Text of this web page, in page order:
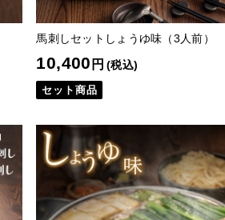
馬刺しセットしょうゆ味（3人前）
10,400 円 (税込)
セット商品